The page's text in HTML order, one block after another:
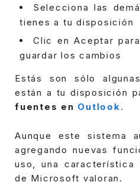
Selecciona las
tienes a tu disposición
Clic en Aceptar
guardar los cambios
Estás son sólo
están a tu disposición
fuentes en Outlook.
Aunque este sistema
agregando nuevas
uso, una característica
de Microsoft valoran.